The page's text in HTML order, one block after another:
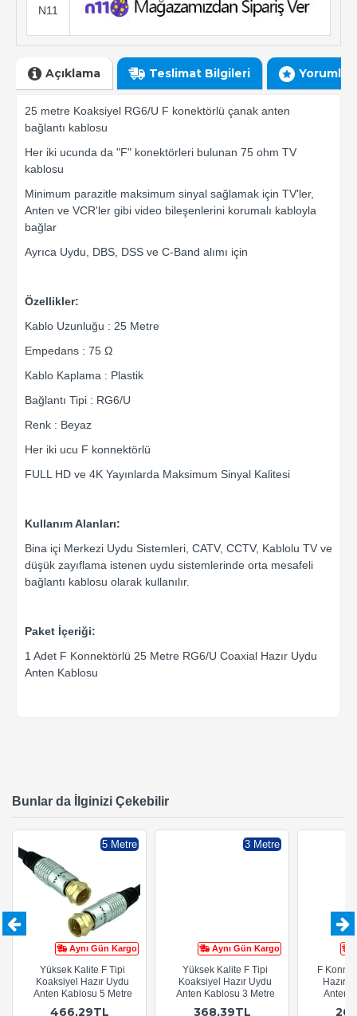
N11
Açıklama Teslimat Bilgileri Yorumlar
25 metre Koaksiyel RG6/U F konektörlü çanak anten
bağlantı kablosu
Her iki ucunda da "F" konektörleri bulunan 75 ohm TV
kablosu
Minimum parazitle maksimum sinyal sağlamak için TV'ler,
Anten ve VCR'ler gibi video bileşenlerini korumalı kabloyla
bağlar
Ayrıca Uydu, DBS, DSS ve C-Band alımı için
Özellikler:
Kablo Uzunluğu : 25 Metre
Empedans : 75 Ω
Kablo Kaplama : Plastik
Bağlantı Tipi : RG6/U
Renk : Beyaz
Her iki ucu F konnektörlü
FULL HD ve 4K Yayınlarda Maksimum Sinyal Kalitesi
Kullanım Alanları:
Bina içi Merkezi Uydu Sistemleri, CATV, CCTV, Kablolu TV ve
düşük zayıflama istenen uydu sistemlerinde orta mesafeli
bağlantı kablosu olarak kullanılır.
Paket İçeriği:
1 Adet F Konnektörlü 25 Metre RG6/U Coaxial Hazır Uydu
Anten Kablosu
Bunlar da İlginizi Çekebilir
Aynı Gün Kargo
5 Metre
Yüksek Kalite F Tipi
Koaksiyel Hazır Uydu
Anten Kablosu 5 Metre
466,29TL
Aynı Gün Kargo
3 Metre
Yüksek Kalite F Tipi
Koaksiyel Hazır Uydu
Anten Kablosu 3 Metre
368,39TL
F
Hazır
Anten